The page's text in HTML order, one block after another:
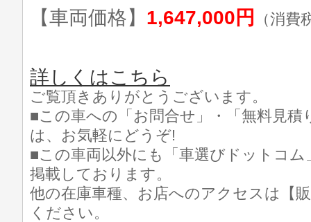
【車両価格】 1,647,000円 （消費
詳しくはこちら
ご覧頂きありがとうございます。
■この車への「お問合せ」・「無料見積
は、お気軽にどうぞ!
■この車両以外にも「車選びドットコ
掲載しております。
他の在庫車種、お店へのアクセスは【
ください。